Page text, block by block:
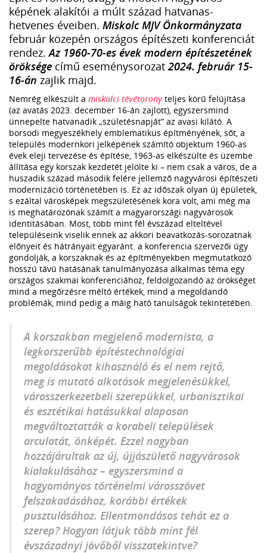
képének alakítói a múlt század hatvanas-
hetvenes éveiben. Miskolc MJV Önkormányzata
február közepén országos építészeti konferenciát
rendez.Az 1960-70-es évek modern építészetének
öröksége című eseménysorozat 2024. február 15-
16-án zajlik majd.
Nemrég elkészült a miskolci tévétorony teljes körű felújítása
(az avatás 2023. december 16-án zajlott), egyszersmind
ünnepelte hatvanadik „születésnapját” az avasi kilátó. A
borsodi megyeszékhely emblematikus építményének, sőt, a
település modernkori jelképének számító objektum 1960-as
évek eleji tervezése és építése, 1963-as elkészülte és üzembe
állítása egy korszak kezdetét jelölte ki – nem csak a város, de a
huszadik század második felére jellemző nagyvárosi építészeti
modernizáció történetében is. Ez az időszak olyan új épületek,
s ezáltal városképek megszületésének kora volt, ami még ma
is meghatározónak számít a magyarországi nagyvárosok
identitásában. Most, több mint fél évszázad elteltével
településeink viselik ennek az akkori beavatkozás-sorozatnak
előnyeit és hátrányait egyaránt. a konferencia szervezői úgy
gondolják, a korszaknak és az építményekben megmutatkozó
hosszú távú hatásának tanulmányozása alkalmas téma egy
országos szakmai konferenciához, feldolgozandó az örökséget
mind a megőrzésre méltó értékek, mind a megoldandó
problémák, mind pedig a máig ható tanulságok tekintetében.
A korszakban megjelenő modernista, a
legkorszerűbb építéstechnológiai
megoldásokat kihasználó és el nem rejtő,
meg is mutató alkotások megjelenésükkel,
városszerkezetbeli szerepükkel, urbanisztikai
és esztétikai hatásukkal alaposan
megváltoztatták a korabeli települések
arculatát, önképét. Ezzel nagyban
hozzájárultak az új, újjászülető nagyvárosok
kialakulásához – egyszersmind a
hagyományos történelmi városszövet
felszakadásához, korábbi értékek
pusztulásához. Ellentmondásos tehát ez a
szerep? Hogyan látjuk több mint fél
évszázadnyi jövőből visszatekintve?